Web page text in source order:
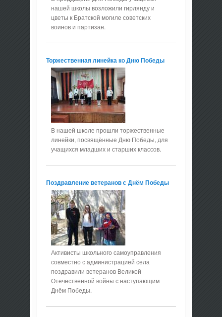
нашей школы возложили гирлянду и
цветы к Братской могиле советских
воинов и партизан.
Торжественная линейка ко Дню Победы
В нашей школе прошли торжественные
линейки, посвящённые Дню Победы, для
учащихся младших и старших классов.
Поздравление ветеранов с Днём Победы
Активисты школьного самоуправления
совместно с администрацией села
поздравили ветеранов Великой
Отечественной войны с наступающим
Днём Победы.